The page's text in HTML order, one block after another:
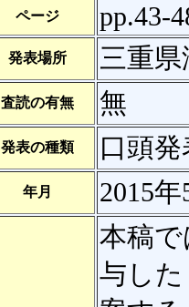
ページ pp.43-
発表場所 三重県
査読の有無 無
発表の種類 口頭発
年月 2015
本稿
与し